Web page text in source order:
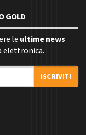
GOLD
le ultime news
elettronica.
ISCRIVITI